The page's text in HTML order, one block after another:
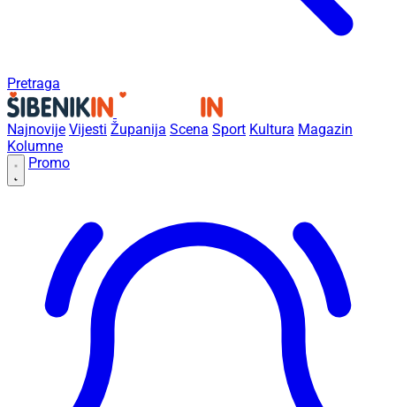
Pretraga
Najnovije Vijesti Županija Scena Sport Kultura Magazin
Kolumne
Promo